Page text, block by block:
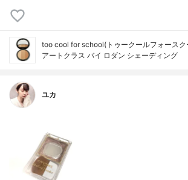
too cool for school(トゥークールフォースク
アートクラス バイ ロダン シェーディング
ユカ